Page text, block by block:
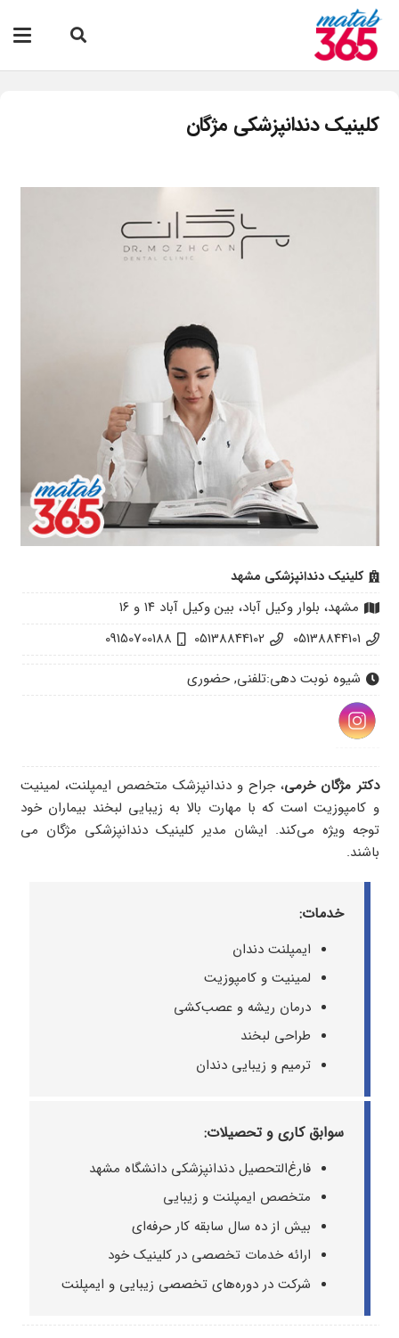
کلینیک دندانپزشکی مژگان
کلینیک دندانپزشکی مشهد
مشهد، بلوار وکیل آباد، بین وکیل آباد ۱۴ و ۱۶
05138844101
05138844102
09150700188
شیوه نوبت دهی:تلفنی, حضوری
دکتر مژگان خرمی، جراح و دندانپزشک متخصص ایمپلنت، لمینیت
و کامپوزیت است که با مهارت بالا به زیبایی لبخند بیماران خود
توجه ویژه می‌کند. ایشان مدیر کلینیک دندانپزشکی مژگان می
باشند.
خدمات:
ایمپلنت دندان
لمینیت و کامپوزیت
درمان ریشه و عصب‌کشی
طراحی لبخند
ترمیم و زیبایی دندان
سوابق کاری و تحصیلات:
فارغ‌التحصیل دندانپزشکی دانشگاه مشهد
متخصص ایمپلنت و زیبایی
بیش از ده سال سابقه کار حرفه‌ای
ارائه خدمات تخصصی در کلینیک خود
شرکت در دوره‌های تخصصی زیبایی و ایمپلنت